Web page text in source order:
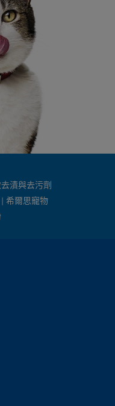
漬與去污劑
希爾思寵物